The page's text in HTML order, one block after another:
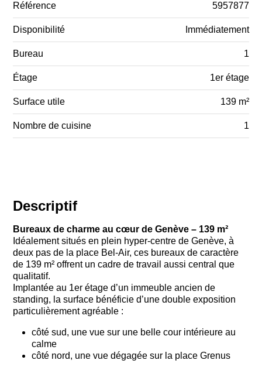
Descriptif
Bureaux de charme au cœur de Genève – 139 m²
Idéalement situés en plein hyper-centre de Genève, à
deux pas de la place Bel-Air, ces bureaux de caractère
de 139 m² offrent un cadre de travail aussi central que
qualitatif.
Implantée au 1er étage d’un immeuble ancien de
standing, la surface bénéficie d’une double exposition
particulièrement agréable :
côté sud, une vue sur une belle cour intérieure au
calme
côté nord, une vue dégagée sur la place Grenus
Référence 5957877
Disponibilité Immédiatement
Bureau 1
Étage 1er étage
Surface utile 139 m²
Nombre de cuisine 1